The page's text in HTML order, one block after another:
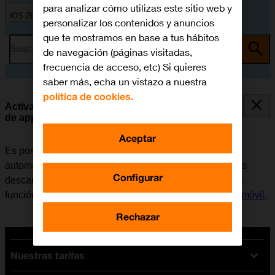
iOS 26
Busca por problema o tema
Activar o desactivar la sincronización automática
de apps y del contenido de las apps
Es posible configurar el móvil para que descargue
automáticamente apps y contendido de apps que hayas
descargado en otros dispositivos. Para poder utilizar la
función, es necesarioactivar la Cuenta de Apple en el móvil .
Nuestras tarifas
para analizar cómo utilizas este sitio web y
personalizar los contenidos y anuncios
que te mostramos en base a tus hábitos
de navegación (páginas visitadas,
frecuencia de acceso, etc) Si quieres
saber más, echa un vistazo a nuestra
política de cookies.
Configurar
Rechazar
Aceptar